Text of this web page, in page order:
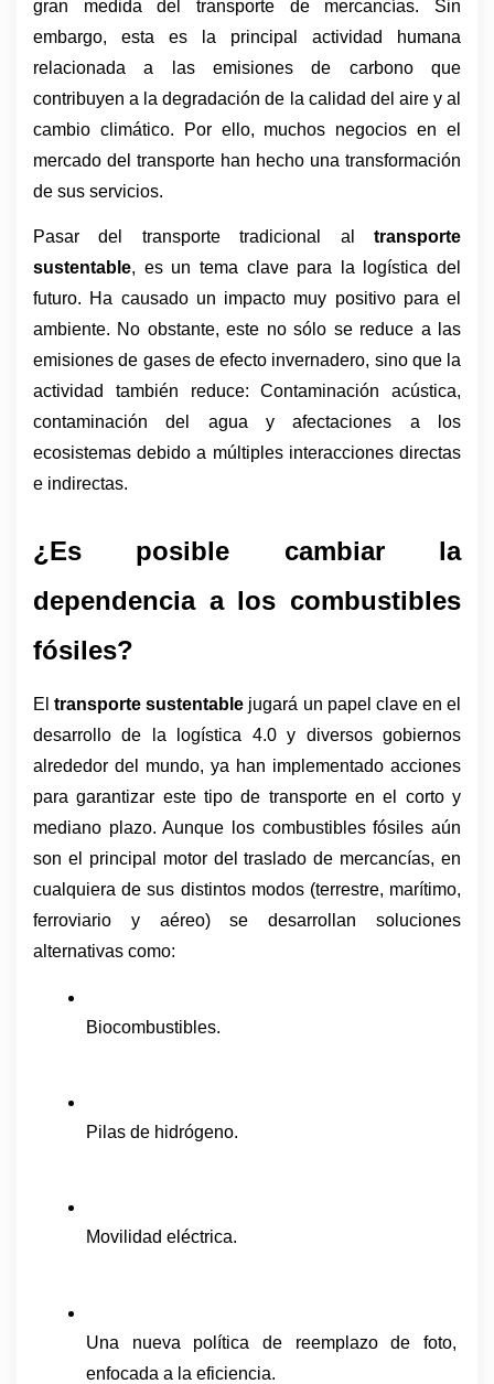
gran medida del transporte de mercancías. Sin
embargo, esta es la principal actividad humana
relacionada a las emisiones de carbono que
contribuyen a la degradación de la calidad del aire y al
cambio climático. Por ello, muchos negocios en el
mercado del transporte han hecho una transformación
de sus servicios.
Pasar del transporte tradicional al transporte
sustentable, es un tema clave para la logística del
futuro. Ha causado un impacto muy positivo para el
ambiente. No obstante, este no sólo se reduce a las
emisiones de gases de efecto invernadero, sino que la
actividad también reduce: Contaminación acústica,
contaminación del agua y afectaciones a los
ecosistemas debido a múltiples interacciones directas
e indirectas.
¿Es posible cambiar la
dependencia a los combustibles
fósiles?
El transporte sustentable jugará un papel clave en el
desarrollo de la logística 4.0 y diversos gobiernos
alrededor del mundo, ya han implementado acciones
para garantizar este tipo de transporte en el corto y
mediano plazo. Aunque los combustibles fósiles aún
son el principal motor del traslado de mercancías, en
cualquiera de sus distintos modos (terrestre, marítimo,
ferroviario y aéreo) se desarrollan soluciones
alternativas como:
Biocombustibles.
Pilas de hidrógeno.
Movilidad eléctrica.
Una nueva política de reemplazo de foto,
enfocada a la eficiencia.